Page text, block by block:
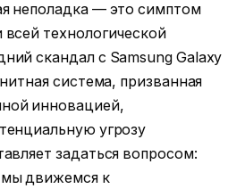
неполадка — это симптом
всей технологической
скандал с Samsung Galaxy
система, призванная
инновацией,
угрозу
задаться вопросом:
мы движемся к